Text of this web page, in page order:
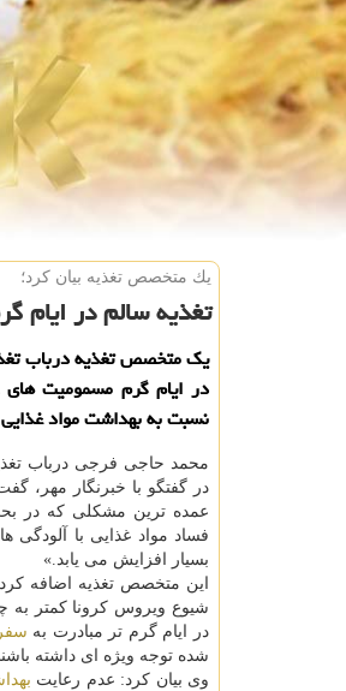
یك متخصص تغذیه بیان كرد؛
تغذیه سالم در ایام
یک متخصص تغذیه درباب
در ایام گرم مسمومیت
نسبت به بهداشت مواد
محمد حاجی فرجی درباب
در گفتگو با خبرنگار مهر،
عمده ترین مشکلی که در
فساد مواد غذایی با
بسیار افزایش می یابد.»
این متخصص تغذیه اضافه
شیوع ویروس کرونا کمتر به
در ایام گرم تر مبادرت به سفر
شده توجه ویژه ای داشته
وی بیان کرد: عدم رعایت